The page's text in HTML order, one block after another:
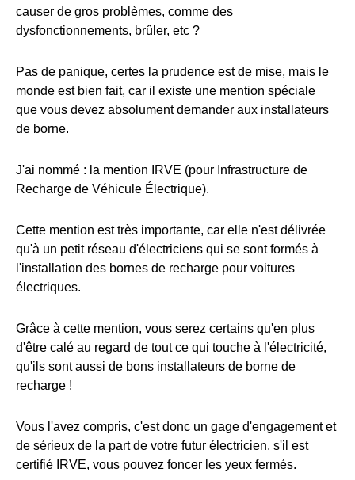
causer de gros problèmes, comme des
dysfonctionnements, brûler, etc ?
Pas de panique, certes la prudence est de mise, mais le
monde est bien fait, car il existe une mention spéciale
que vous devez absolument demander aux installateurs
de borne.
J'ai nommé : la mention IRVE (pour Infrastructure de
Recharge de Véhicule Électrique).
Cette mention est très importante, car elle n'est délivrée
qu'à un petit réseau d'électriciens qui se sont formés à
l'installation des bornes de recharge pour voitures
électriques.
Grâce à cette mention, vous serez certains qu'en plus
d'être calé au regard de tout ce qui touche à l'électricité,
qu'ils sont aussi de bons installateurs de borne de
recharge !
Vous l'avez compris, c'est donc un gage d'engagement et
de sérieux de la part de votre futur électricien, s'il est
certifié IRVE, vous pouvez foncer les yeux fermés.